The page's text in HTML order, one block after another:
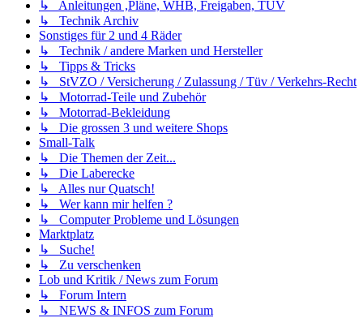
↳ Anleitungen ,Pläne, WHB, Freigaben, TÜV
↳ Technik Archiv
Sonstiges für 2 und 4 Räder
↳ Technik / andere Marken und Hersteller
↳ Tipps & Tricks
↳ StVZO / Versicherung / Zulassung / Tüv / Verkehrs-Recht
↳ Motorrad-Teile und Zubehör
↳ Motorrad-Bekleidung
↳ Die grossen 3 und weitere Shops
Small-Talk
↳ Die Themen der Zeit...
↳ Die Laberecke
↳ Alles nur Quatsch!
↳ Wer kann mir helfen ?
↳ Computer Probleme und Lösungen
Marktplatz
↳ Suche!
↳ Zu verschenken
Lob und Kritik / News zum Forum
↳ Forum Intern
↳ NEWS & INFOS zum Forum